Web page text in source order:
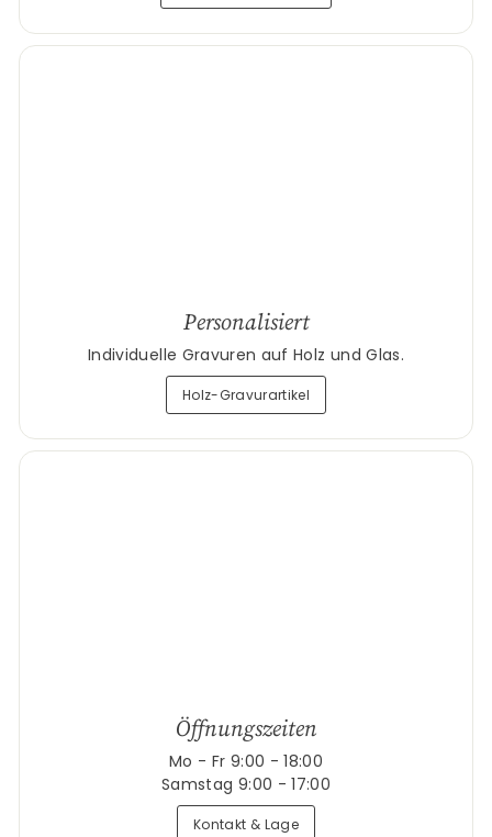
Personalisiert
Individuelle Gravuren auf Holz und Glas.
Holz-Gravurartikel
Öffnungszeiten
Mo - Fr 9:00 - 18:00
Samstag 9:00 - 17:00
Kontakt & Lage